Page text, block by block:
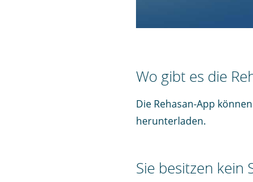
Wo gibt es die
Die Rehasan-App
herunterladen.
Sie besitzen kein